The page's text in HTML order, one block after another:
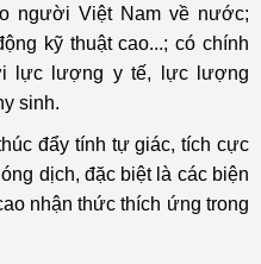
người Việt Nam về nước;
kỹ thuật cao...; có chính
lực lượng y tế, lực lượng
sinh.
đẩy tính tự giác, tích cực
dịch, đặc biệt là các biện
nhận thức thích ứng trong